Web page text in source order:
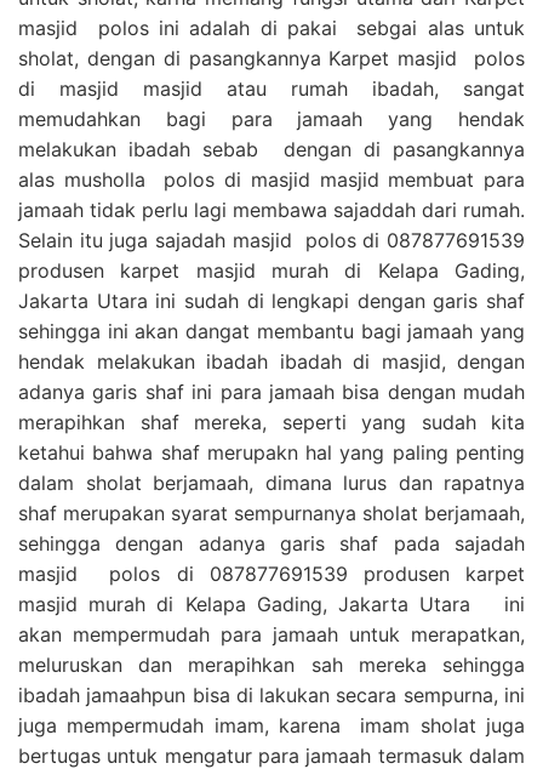
masjid polos ini adalah di pakai sebgai alas untuk
sholat, dengan di pasangkannya Karpet masjid polos
di masjid masjid atau rumah ibadah, sangat
memudahkan bagi para jamaah yang hendak
melakukan ibadah sebab dengan di pasangkannya
alas musholla polos di masjid masjid membuat para
jamaah tidak perlu lagi membawa sajaddah dari rumah.
Selain itu juga sajadah masjid polos di 087877691539
produsen karpet masjid murah di Kelapa Gading,
Jakarta Utara ini sudah di lengkapi dengan garis shaf
sehingga ini akan dangat membantu bagi jamaah yang
hendak melakukan ibadah ibadah di masjid, dengan
adanya garis shaf ini para jamaah bisa dengan mudah
merapihkan shaf mereka, seperti yang sudah kita
ketahui bahwa shaf merupakn hal yang paling penting
dalam sholat berjamaah, dimana lurus dan rapatnya
shaf merupakan syarat sempurnanya sholat berjamaah,
sehingga dengan adanya garis shaf pada sajadah
masjid polos di 087877691539 produsen karpet
masjid murah di Kelapa Gading, Jakarta Utara ini
akan mempermudah para jamaah untuk merapatkan,
meluruskan dan merapihkan sah mereka sehingga
ibadah jamaahpun bisa di lakukan secara sempurna, ini
juga mempermudah imam, karena imam sholat juga
bertugas untuk mengatur para jamaah termasuk dalam